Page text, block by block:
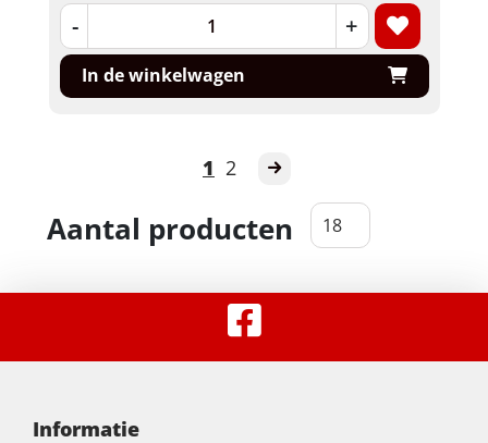
- +
In de winkelwagen
1 2
Aantal producten
Informatie